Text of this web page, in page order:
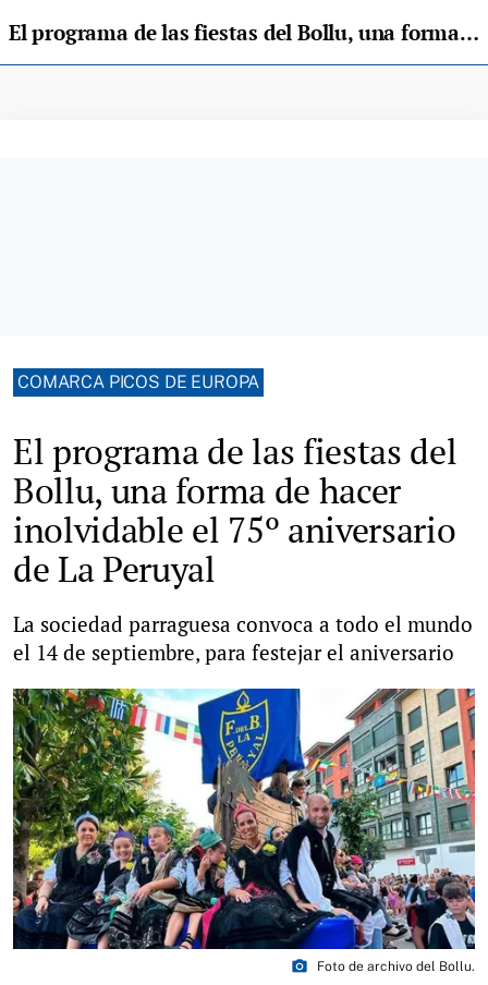
El programa de las fiestas del Bollu, una forma de hacer inolvidable el 75º aniversario de La Peruyal
COMARCA PICOS DE EUROPA
El programa de las fiestas del
Bollu, una forma de hacer
inolvidable el 75º aniversario
de La Peruyal
La sociedad parraguesa convoca a todo el mundo
el 14 de septiembre, para festejar el aniversario
photo_camera Foto de archivo del Bollu.